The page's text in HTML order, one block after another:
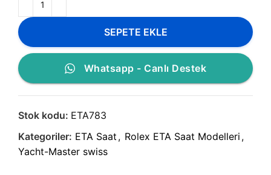
SEPETE EKLE
Whatsapp - Canlı Destek
Stok kodu: ETA783
Kategoriler: ETA Saat , Rolex ETA Saat Modelleri ,
Yacht-Master swiss